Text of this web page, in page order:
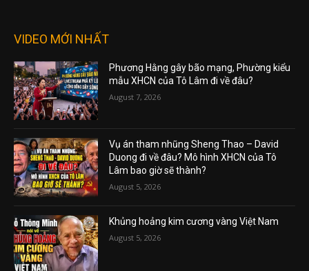
VIDEO MỚI NHẤT
Phương Hằng gây bão mạng, Phường kiểu
mẫu XHCN của Tô Lâm đi về đâu?
August 7, 2026
Vụ án tham nhũng Sheng Thao – David
Duong đi về đâu? Mô hình XHCN của Tô
Lâm bao giờ sẽ thành?
August 5, 2026
Khủng hoảng kim cương vàng Việt Nam
August 5, 2026